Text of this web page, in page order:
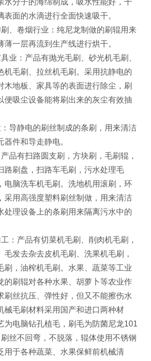
水分子的海绵制成，吸水性能好，干
表面的水滴进行全面快速吸干。
卷烟行业：纯尼龙制做的刷辊用来
薄一层再流到生产线进行烘干。
：产品有抛光毛刷、砂光机毛刷、
机毛刷、拉丝机毛刷。采用抗静电的
木地板、家具等的表面进行除尘，刷
便吸尘设备能将刷出来的灰尘有效抽
静电的刷丝制成的条刷，用来清洁
件和导走静电。
有扫路圆支刷，方块刷，毛刷辊，
路刷盘，扫路车毛刷，污水处理毛
电脑洗车机毛刷。洗地机用滚刷，环
采用高强度塑料刷丝制做，用来清洁
处理设备上的条刷用来隔离污水中的
产品有切菜机毛刷、削肉机毛刷，
毛发去杂去皮机毛刷、洗果机毛刷，
刷，油榨机毛刷。水果、蔬菜等工业
的刷辊对各种水果、胡萝卜等农业作
刷丝抗压、弹性好，但又不能擦伤水
械毛刷材料采用国产和进口两种材
为电脑钻孔植毛，刷毛为防菌尼龙101
丝不回弯，不脱落，辊体使用不锈钢
用于各种蔬菜、水果保鲜前机械清